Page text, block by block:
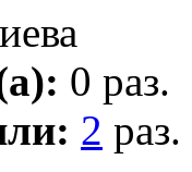
0 раз.
2 раз.